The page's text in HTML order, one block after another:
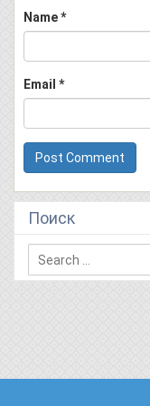
Name*
Email *
Поиск